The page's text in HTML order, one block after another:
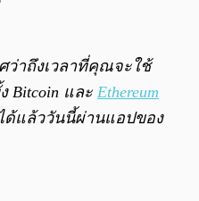
ว่าถึงเวลาที่คุณจะใช้
Bitcoin และ Ethereum
ได้แล้ววันนี้ผ่านแอปของ